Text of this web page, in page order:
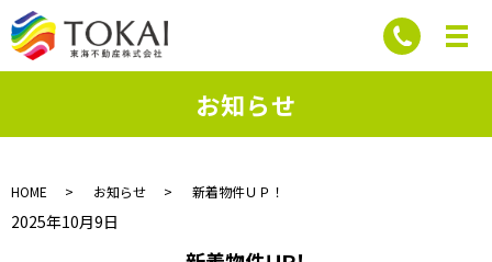
お知らせ
HOME お知らせ 新着物件ＵＰ！
2025年10月9日